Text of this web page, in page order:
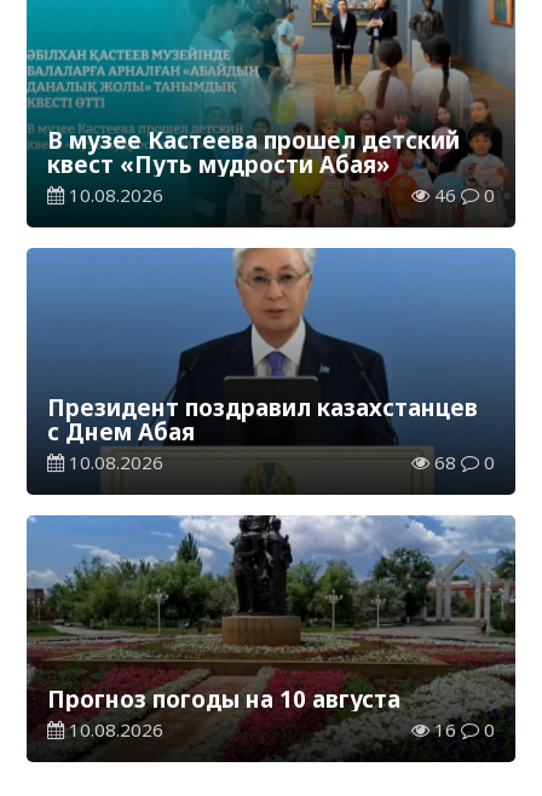
В музее Кастеева прошел детский
квест «Путь мудрости Абая»
10.08.2026 46 0
Президент поздравил казахстанцев
с Днем Абая
10.08.2026 68 0
Прогноз погоды на 10 августа
10.08.2026 16 0